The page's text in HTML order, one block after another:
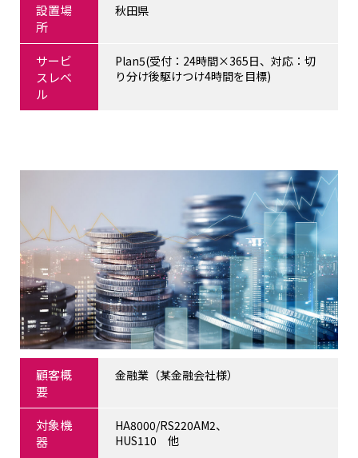
設置場
所
秋田県
サービ
スレベ
ル
Plan5(受付：24時間×365日、対応：切
り分け後駆けつけ4時間を目標)
顧客概
要
金融業（某金融会社様）
対象機
器
HA8000/RS220AM2、
HUS110 他